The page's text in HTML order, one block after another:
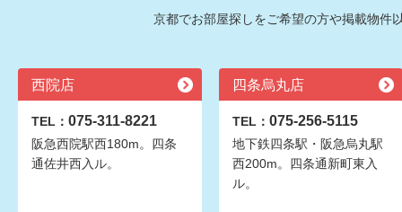
京都でお部屋探しをご希望の方や掲載物件
西院店
TEL： 075-311-8221
阪急西院駅西180m。四条
通佐井西入ル。
四条烏丸店
TEL： 075-256-5115
地下鉄四条駅・阪急烏丸駅
西200m。四条通新町東入
ル。